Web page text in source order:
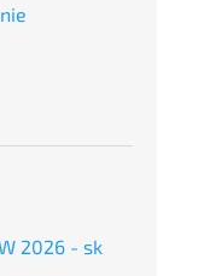
2026 - sk